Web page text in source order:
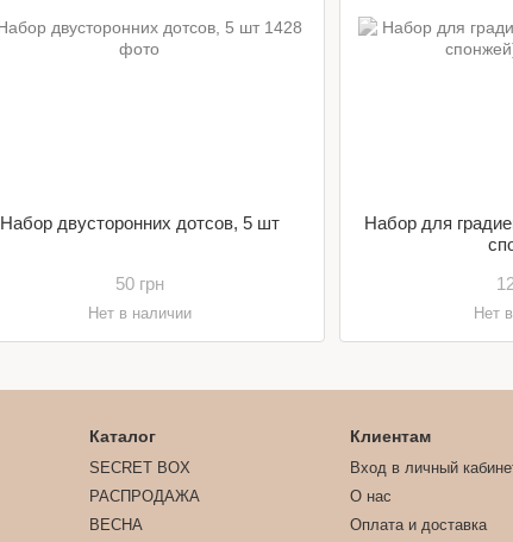
Набор двусторонних дотсов, 5 шт
50 грн
Нет в наличии
Набор для
Нет
Каталог
SECRET BOX
РАСПРОДАЖА
ВЕСНА
Клиентам
Вход в личный
О нас
Оплата и доставка